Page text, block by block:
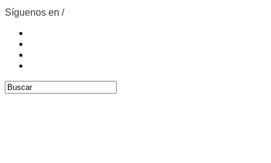
Síguenos en /